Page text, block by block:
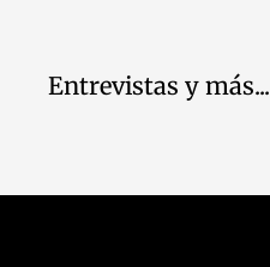
Entrevistas y más...